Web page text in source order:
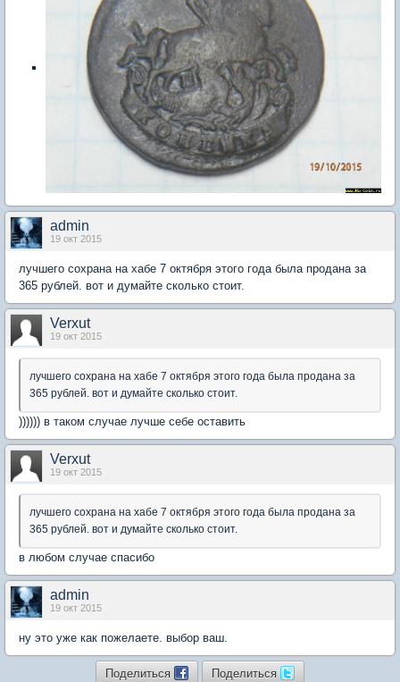
admin
19 окт 2015
лучшего сохрана на хабе 7 октября этого года была продана за
365 рублей. вот и думайте сколько стоит.
Verxut
19 окт 2015
лучшего сохрана на хабе 7 октября этого года была продана за
365 рублей. вот и думайте сколько стоит.
)))))) в таком случае лучше себе оставить
Verxut
19 окт 2015
лучшего сохрана на хабе 7 октября этого года была продана за
365 рублей. вот и думайте сколько стоит.
в любом случае спасибо
admin
19 окт 2015
ну это уже как пожелаете. выбор ваш.
Поделиться Поделиться